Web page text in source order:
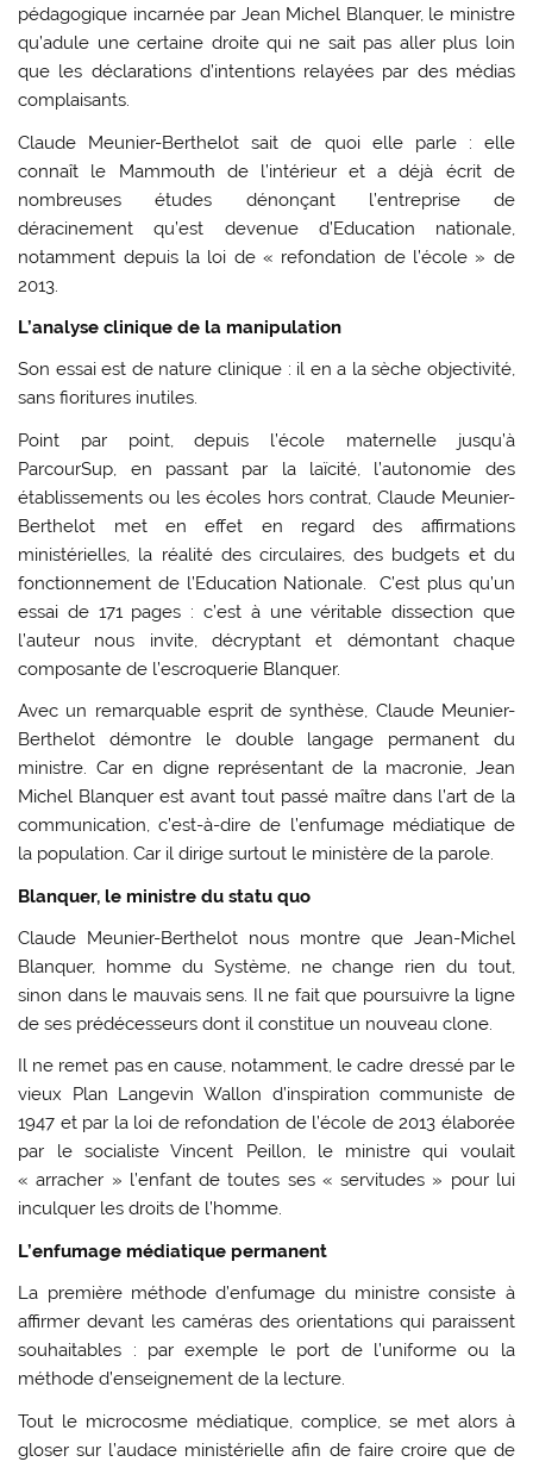
pédagogique incarnée par Jean Michel Blanquer, le ministre
qu’adule une certaine droite qui ne sait pas aller plus loin
que les déclarations d’intentions relayées par des médias
complaisants.
Claude Meunier-Berthelot sait de quoi elle parle : elle
connaît le Mammouth de l’intérieur et a déjà écrit de
nombreuses études dénonçant l’entreprise de
déracinement qu’est devenue d’Education nationale,
notamment depuis la loi de « refondation de l’école » de
2013.
L’analyse clinique de la manipulation
Son essai est de nature clinique : il en a la sèche objectivité,
sans fioritures inutiles.
Point par point, depuis l’école maternelle jusqu’à
ParcourSup, en passant par la laïcité, l’autonomie des
établissements ou les écoles hors contrat, Claude Meunier-
Berthelot met en effet en regard des affirmations
ministérielles, la réalité des circulaires, des budgets et du
fonctionnement de l’Education Nationale. C’est plus qu’un
essai de 171 pages : c’est à une véritable dissection que
l’auteur nous invite, décryptant et démontant chaque
composante de l’escroquerie Blanquer.
Avec un remarquable esprit de synthèse, Claude Meunier-
Berthelot démontre le double langage permanent du
ministre. Car en digne représentant de la macronie, Jean
Michel Blanquer est avant tout passé maître dans l’art de la
communication, c’est-à-dire de l’enfumage médiatique de
la population. Car il dirige surtout le ministère de la parole.
Blanquer, le ministre du statu quo
Claude Meunier-Berthelot nous montre que Jean-Michel
Blanquer, homme du Système, ne change rien du tout,
sinon dans le mauvais sens. Il ne fait que poursuivre la ligne
de ses prédécesseurs dont il constitue un nouveau clone.
Il ne remet pas en cause, notamment, le cadre dressé par le
vieux Plan Langevin Wallon d’inspiration communiste de
1947 et par la loi de refondation de l’école de 2013 élaborée
par le socialiste Vincent Peillon, le ministre qui voulait
« arracher » l’enfant de toutes ses « servitudes » pour lui
inculquer les droits de l’homme.
L’enfumage médiatique permanent
La première méthode d’enfumage du ministre consiste à
affirmer devant les caméras des orientations qui paraissent
souhaitables : par exemple le port de l’uniforme ou la
méthode d’enseignement de la lecture.
Tout le microcosme médiatique, complice, se met alors à
gloser sur l’audace ministérielle afin de faire croire que de